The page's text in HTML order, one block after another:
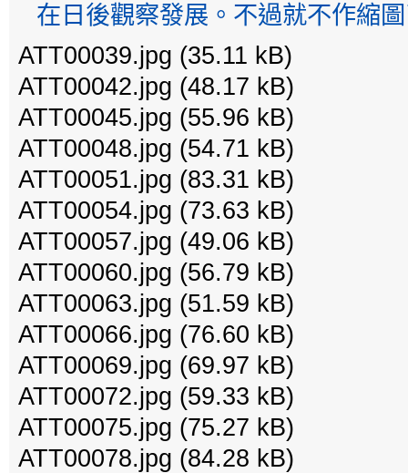
在日後觀察發展。不過就不作縮
ATT00039.jpg (35.11 kB)
ATT00042.jpg (48.17 kB)
ATT00045.jpg (55.96 kB)
ATT00048.jpg (54.71 kB)
ATT00051.jpg (83.31 kB)
ATT00054.jpg (73.63 kB)
ATT00057.jpg (49.06 kB)
ATT00060.jpg (56.79 kB)
ATT00063.jpg (51.59 kB)
ATT00066.jpg (76.60 kB)
ATT00069.jpg (69.97 kB)
ATT00072.jpg (59.33 kB)
ATT00075.jpg (75.27 kB)
ATT00078.jpg (84.28 kB)